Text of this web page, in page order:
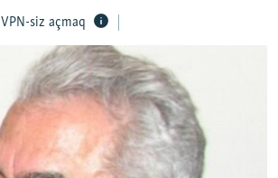
VPN-siz açmaq